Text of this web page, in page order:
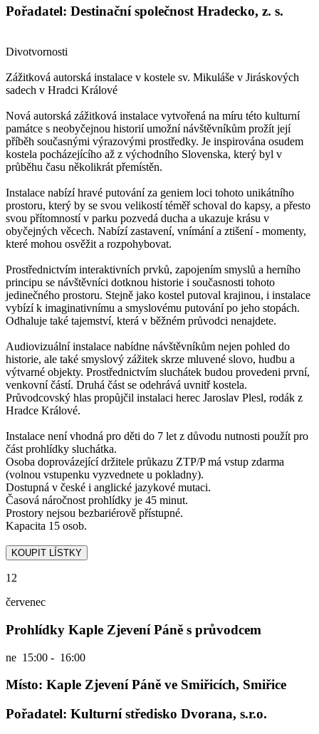
Pořadatel: Destinační společnost Hradecko, z. s.
Divotvornosti
Zážitková autorská instalace v kostele sv. Mikuláše v Jiráskových
sadech v Hradci Králové
Nová autorská zážitková instalace vytvořená na míru této kulturní
památce s neobyčejnou historií umožní návštěvníkům prožít její
příběh současnými výrazovými prostředky. Je inspirována osudem
kostela pocházejícího až z východního Slovenska, který byl v
průběhu času několikrát přemístěn.
Instalace nabízí hravé putování za geniem loci tohoto unikátního
prostoru, který by se svou velikostí téměř schoval do kapsy, a přesto
svou přítomností v parku pozvedá ducha a ukazuje krásu v
obyčejných věcech. Nabízí zastavení, vnímání a ztišení - momenty,
které mohou osvěžit a rozpohybovat.
Prostřednictvím interaktivních prvků, zapojením smyslů a herního
principu se návštěvníci dotknou historie i současnosti tohoto
jedinečného prostoru. Stejně jako kostel putoval krajinou, i instalace
vybízí k imaginativnímu a smyslovému putování po jeho stopách.
Odhaluje také tajemství, která v běžném průvodci nenajdete.
Audiovizuální instalace nabídne návštěvníkům nejen pohled do
historie, ale také smyslový zážitek skrze mluvené slovo, hudbu a
výtvarné objekty. Prostřednictvím sluchátek budou provedeni první,
venkovní částí. Druhá část se odehrává uvnitř kostela.
Průvodcovský hlas propůjčil instalaci herec Jaroslav Plesl, rodák z
Hradce Králové.
Instalace není vhodná pro děti do 7 let z důvodu nutnosti použít pro
část prohlídky sluchátka.
Osoba doprovázející držitele průkazu ZTP/P má vstup zdarma
(volnou vstupenku vyzvednete u pokladny).
Dostupná v české i anglické jazykové mutaci.
Časová náročnost prohlídky je 45 minut.
Prostory nejsou bezbariérově přístupné.
Kapacita 15 osob.
12
červenec
Prohlídky Kaple Zjevení Páně s průvodcem
ne 15:00 - 16:00
Místo: Kaple Zjevení Páně ve Smiřicích, Smiřice
Pořadatel: Kulturní středisko Dvorana, s.r.o.